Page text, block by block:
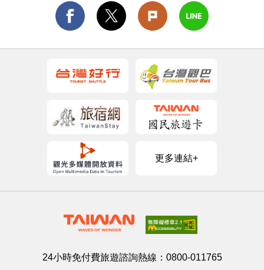
更多連結+
24小時免付費旅遊諮詢熱線： 0800-011765